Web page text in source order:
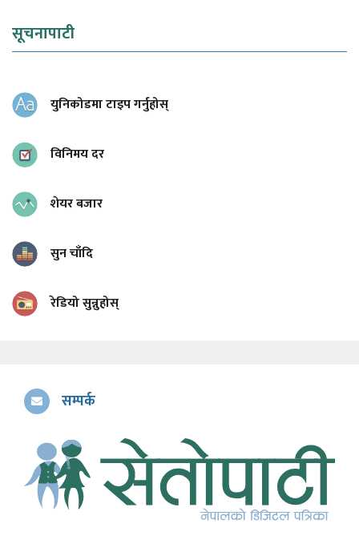
सूचनापाटी
युनिकोडमा टाइप गर्नुहोस्
विनिमय दर
शेयर बजार
सुन चाँदि
रेडियो सुन्नुहोस्
सम्पर्क